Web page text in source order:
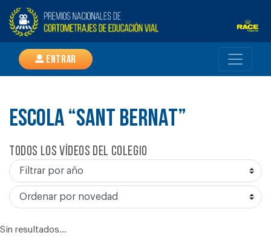
Entrar
ESCOLA “SANT BERNAT”
Todos los vídeos del colegio
Sin resultados...